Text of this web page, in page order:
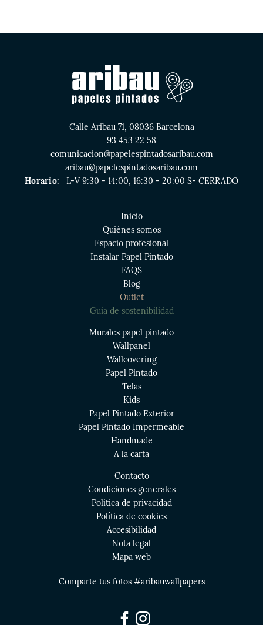
Calle Aribau 71, 08036 Barcelona
93 453 22 58
comunicacion@papelespintadosaribau.com
aribau@papelespintadosaribau.com
Horario:
L-V 9:30 - 14:00, 16:30 - 20:00 S- CERRADO
Inicio
Quiénes somos
Espacio profesional
Instalar Papel Pintado
FAQS
Blog
Outlet
Guía de sostenibilidad
Murales papel pintado
Wallpanel
Wallcovering
Papel Pintado
Telas
Kids
Papel Pintado Exterior
Papel Pintado Impermeable
Handmade
A la carta
Contacto
Condiciones generales
Política de privacidad
Política de cookies
Accesibilidad
Nota legal
Mapa web
Comparte tus fotos #aribauwallpapers